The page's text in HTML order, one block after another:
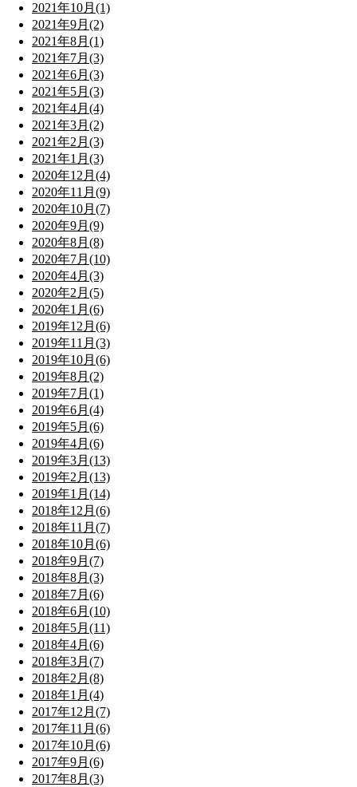
2021年10月(1)
2021年9月(2)
2021年8月(1)
2021年7月(3)
2021年6月(3)
2021年5月(3)
2021年4月(4)
2021年3月(2)
2021年2月(3)
2021年1月(3)
2020年12月(4)
2020年11月(9)
2020年10月(7)
2020年9月(9)
2020年8月(8)
2020年7月(10)
2020年4月(3)
2020年2月(5)
2020年1月(6)
2019年12月(6)
2019年11月(3)
2019年10月(6)
2019年8月(2)
2019年7月(1)
2019年6月(4)
2019年5月(6)
2019年4月(6)
2019年3月(13)
2019年2月(13)
2019年1月(14)
2018年12月(6)
2018年11月(7)
2018年10月(6)
2018年9月(7)
2018年8月(3)
2018年7月(6)
2018年6月(10)
2018年5月(11)
2018年4月(6)
2018年3月(7)
2018年2月(8)
2018年1月(4)
2017年12月(7)
2017年11月(6)
2017年10月(6)
2017年9月(6)
2017年8月(3)